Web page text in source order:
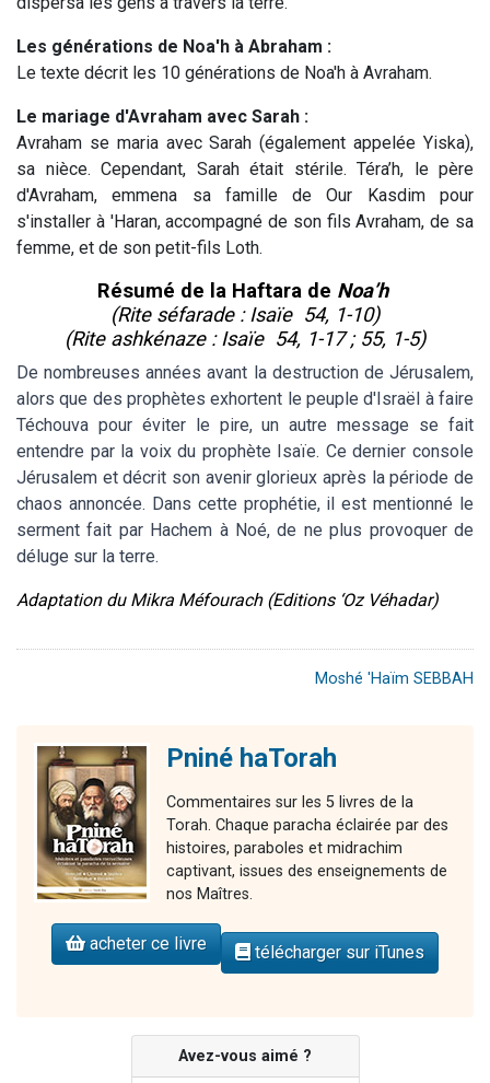
Les générations de Noa'h à Abraham :
Le texte décrit les 10 générations de Noa'h à Avraham.
Le mariage d'Avraham avec Sarah :
Avraham se maria avec Sarah (également appelée Yiska),
sa nièce. Cependant, Sarah était stérile. Téra’h, le père
d'Avraham, emmena sa famille de Our Kasdim pour
s'installer à 'Haran, accompagné de son fils Avraham, de sa
femme, et de son petit-fils Loth.
Résumé de la Haftara de Noa’h
(Rite séfarade : Isaïe 54, 1-10)
(Rite ashkénaze : Isaïe 54, 1-17 ; 55, 1-5)
De nombreuses années avant la destruction de Jérusalem,
alors que des prophètes exhortent le peuple d'Israël à faire
Téchouva pour éviter le pire, un autre message se fait
entendre par la voix du prophète Isaïe. Ce dernier console
Jérusalem et décrit son avenir glorieux après la période de
chaos annoncée. Dans cette prophétie, il est mentionné le
serment fait par Hachem à Noé, de ne plus provoquer de
déluge sur la terre.
Adaptation du Mikra Méfourach (Editions ‘Oz Véhadar)
Moshé 'Haïm SEBBAH
Pniné haTorah
Commentaires sur les 5 livres de la
Torah. Chaque paracha éclairée par des
histoires, paraboles et midrachim
captivant, issues des enseignements de
nos Maîtres.
acheter ce livre télécharger sur iTunes
Avez-vous aimé ?